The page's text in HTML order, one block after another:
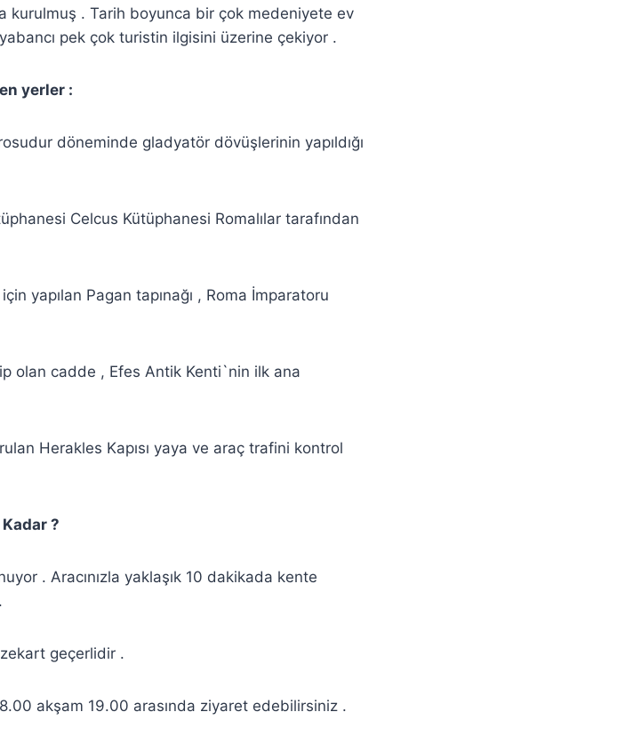
kurulmuş . Tarih boyunca bir çok medeniyete ev
pek çok turistin ilgisini üzerine çekiyor .
yerler :
döneminde gladyatör dövüşlerinin yapıldığı
Celcus Kütüphanesi Romalılar tarafından
yapılan Pagan tapınağı , Roma İmparatoru
olan cadde , Efes Antik Kenti`nin ilk ana
Herakles Kapısı yaya ve araç trafini kontrol
?
. Aracınızla yaklaşık 10 dakikada kente
geçerlidir .
akşam 19.00 arasında ziyaret edebilirsiniz .